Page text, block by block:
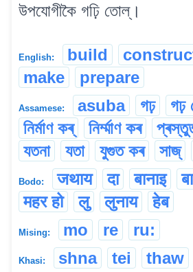
উপযোগীকৈ গঢ়ি তোল্।
English: build
make
prepare
Assamese: asuba গঢ় গঢ়
নিৰ্মাণ কৰ্
নিৰ্ম্মাণ কৰ
যতনা
যতা যুগুত কৰ সাজ্
Bodo: जथाय दा बानाइ
महर हो
लु लुनाय हेब
Mising: mo re ru:
Khasi: shna tei thaw